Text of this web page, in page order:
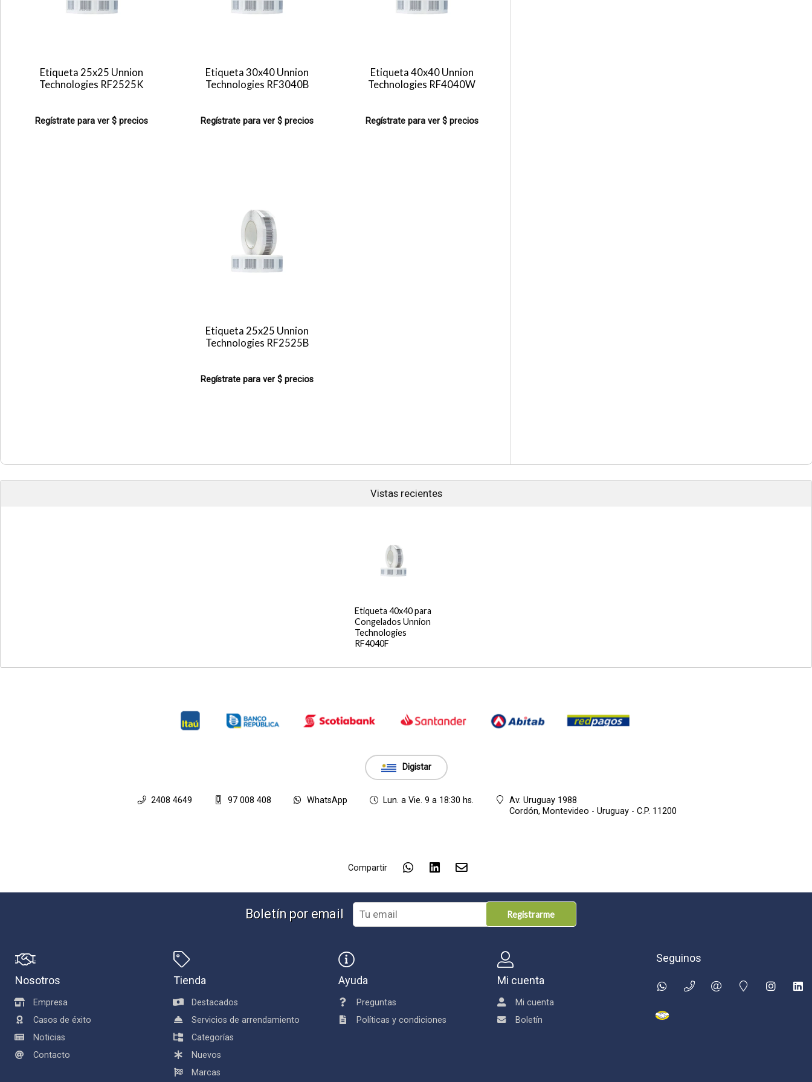
Etiqueta 25x25 Unnion
Technologies RF2525K
Regístrate para ver $ precios
Etiqueta 30x40 Unnion
Technologies RF3040B
Regístrate para ver $ precios
Etiqueta 40x40 Unnion
Technologies RF4040W
Regístrate para ver $ precios
Etiqueta 25x25 Unnion
Technologies RF2525B
Regístrate para ver $ precios
Vistas recientes
Etiqueta 40x40 para
Congelados Unnion
Technologies
RF4040F
Digistar
2408 4649 97 008 408 WhatsApp Lun. a Vie. 9 a 18:30 hs.
Av. Uruguay 1988
Cordón, Montevideo - Uruguay - C.P. 11200
Compartir
Boletín por email Registrarme
Nosotros
Empresa
Casos de éxito
Noticias
Contacto
Tienda
Destacados
Servicios de arrendamiento
Categorías
Nuevos
Marcas
Ayuda
Preguntas
Políticas y condiciones
Mi cuenta
Mi cuenta
Boletín
Seguinos